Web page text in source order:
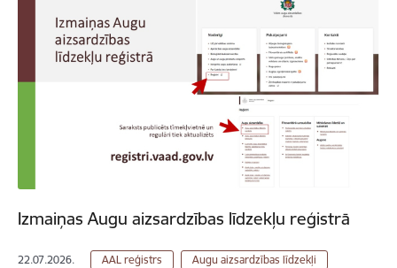
Izmaiņas Augu aizsardzības līdzekļu reģistrā
22.07.2026. AAL reģistrs
Augu aizsardzības līdzekļi